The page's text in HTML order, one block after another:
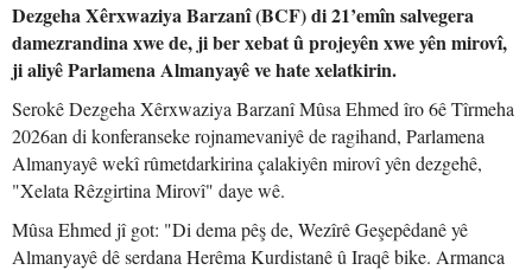
Dezgeha Xêrxwaziya Barzanî (BCF) di 21’emîn salvegera
damezrandina xwe de, ji ber xebat û projeyên xwe yên mirovî,
ji aliyê Parlamena Almanyayê ve hate xelatkirin.
Serokê Dezgeha Xêrxwaziya Barzanî Mûsa Ehmed îro 6ê Tîrmeha
2026an di konferanseke rojnamevaniyê de ragihand, Parlamena
Almanyayê wekî rûmetdarkirina çalakiyên mirovî yên dezgehê,
"Xelata Rêzgirtina Mirovî" daye wê.
Mûsa Ehmed jî got: "Di dema pêş de, Wezîrê Geşepêdanê yê
Almanyayê dê serdana Herêma Kurdistanê û Iraqê bike. Armanca